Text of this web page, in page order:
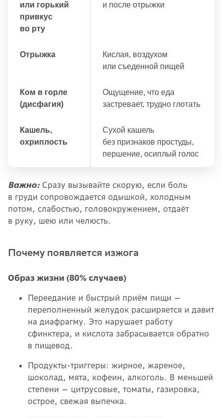
или горький
привкус
во рту
и после отрыжки
Отрыжка
Кислая, воздухом
или съеденной пищей
Ком в горле
(дисфагия)
Ощущение, что еда
застревает, трудно глотать
Кашель,
охриплость
Сухой кашель
без признаков простуды,
першение, осиплый голос
Важно: Сразу вызывайте скорую, если боль
в груди сопровождается одышкой, холодным
потом, слабостью, головокружением, отдаёт
в руку, шею или челюсть.
Почему появляется изжога
Образ жизни (80% случаев)
Переедание и быстрый приём пищи —
переполненный желудок расширяется и давит
на диафрагму. Это нарушает работу
сфинктера, и кислота забрасывается обратно
в пищевод.
Продукты-триггеры: жирное, жареное,
шоколад, мята, кофеин, алкоголь. В меньшей
степени — цитрусовые, томаты, газировка,
острое, свежая выпечка.